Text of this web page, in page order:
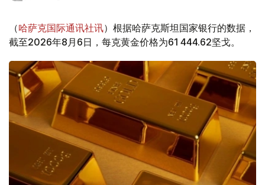
（哈萨克国际通讯社讯）根据哈萨克斯坦国家银行的数据，
截至2026年8月6日，每克黄金价格为61 444.62坚戈。